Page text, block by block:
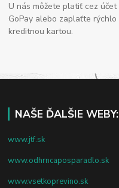
U nás môžete platiť cez účet
GoPay alebo zaplaťte rýchlo
kreditnou kartou.
NAŠE ĎALŠIE WEBY:
www.jtf.sk
www.odhrncaposparadlo.sk
www.vsetkoprevino.sk